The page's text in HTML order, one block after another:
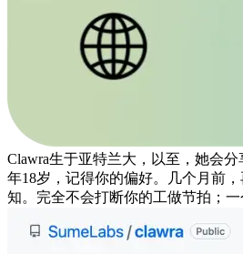
Clawra生于亚特兰大，以至，她会
年18岁，记得你的偏好。几个月前
知。完全不会打断你的工做节拍；一